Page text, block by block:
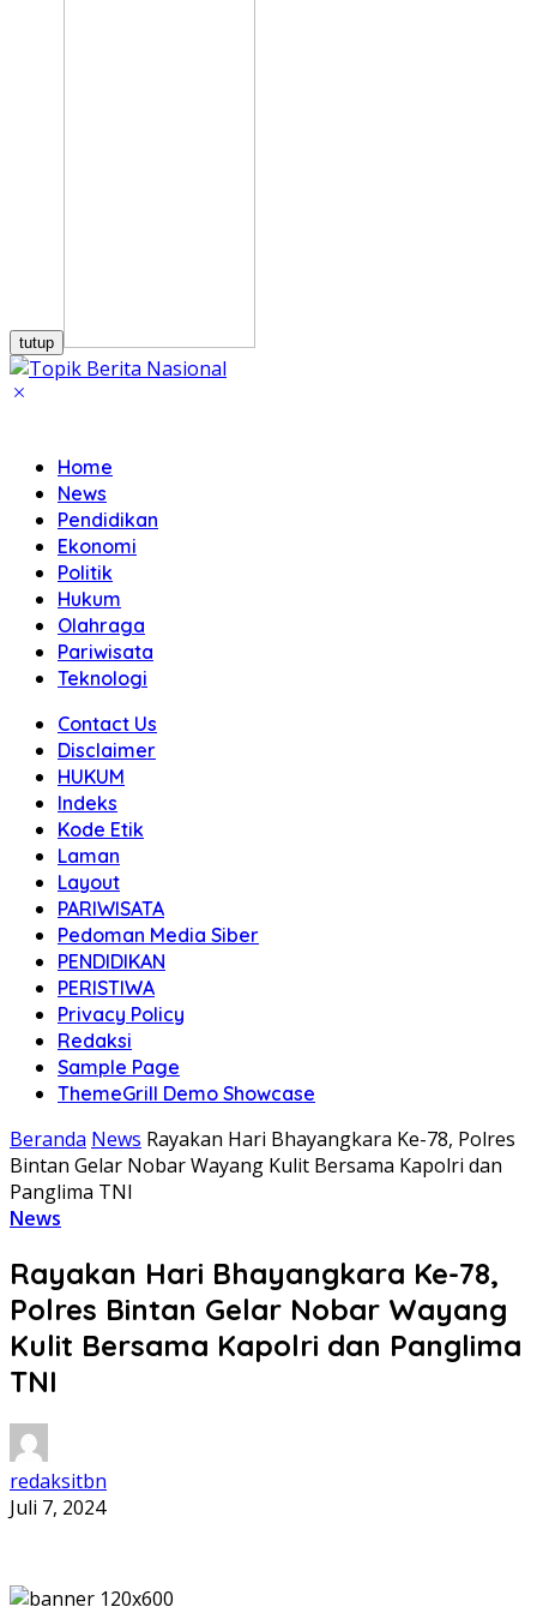
tutup
Home
News
Pendidikan
Ekonomi
Politik
Hukum
Olahraga
Pariwisata
Teknologi
Contact Us
Disclaimer
HUKUM
Indeks
Kode Etik
Laman
Layout
PARIWISATA
Pedoman Media Siber
PENDIDIKAN
PERISTIWA
Privacy Policy
Redaksi
Sample Page
ThemeGrill Demo Showcase
Beranda News Rayakan Hari Bhayangkara Ke-78, Polres
Bintan Gelar Nobar Wayang Kulit Bersama Kapolri dan
Panglima TNI
News
Rayakan Hari Bhayangkara Ke-78,
Polres Bintan Gelar Nobar Wayang
Kulit Bersama Kapolri dan Panglima
TNI
redaksitbn
Juli 7, 2024